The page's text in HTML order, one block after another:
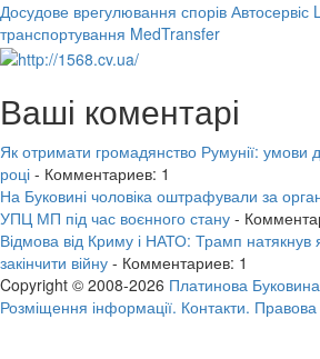
Досудове врегулювання спорів Автосервіс
транспортування MedTransfer
Ваші коментарі
Як отримати громадянство Румунії:
році - Комментариев: 1
На Буковині чоловіка оштрафували за
УПЦ МП під час воєнного стану -
Відмова від Криму і НАТО: Трамп
закінчити війну - Комментариев: 1
Copyright © 2008-2026 Платинова
Розміщення інформації. Контакти.